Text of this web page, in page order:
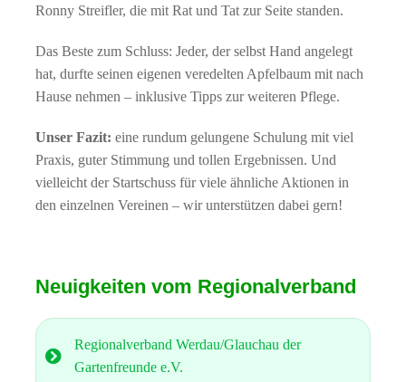
Ronny Streifler, die mit Rat und Tat zur Seite standen.
Das Beste zum Schluss: Jeder, der selbst Hand angelegt
hat, durfte seinen eigenen veredelten Apfelbaum mit nach
Hause nehmen – inklusive Tipps zur weiteren Pflege.
Unser Fazit: eine rundum gelungene Schulung mit viel
Praxis, guter Stimmung und tollen Ergebnissen. Und
vielleicht der Startschuss für viele ähnliche Aktionen in
den einzelnen Vereinen – wir unterstützen dabei gern!
Neuigkeiten vom Regionalverband
Regionalverband Werdau/Glauchau der
Gartenfreunde e.V.